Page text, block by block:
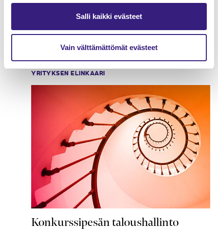
Salli kaikki evästeet
Vain välttämättömät evästeet
Hankintameno kirjanpidossa ja
verotuksessa
YRITYKSEN ELINKAARI
Konkurssipesän taloushallinto